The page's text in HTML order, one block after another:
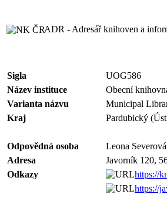
ADR - Adresář knihoven a
Sigla
UOG586
Název instituce
Obecní
Varianta názvu
Municipal
Kraj
Pardubický
Odpovědná osoba
Leona Severová
Adresa
Javorník 120,
Odkazy
https://
https://